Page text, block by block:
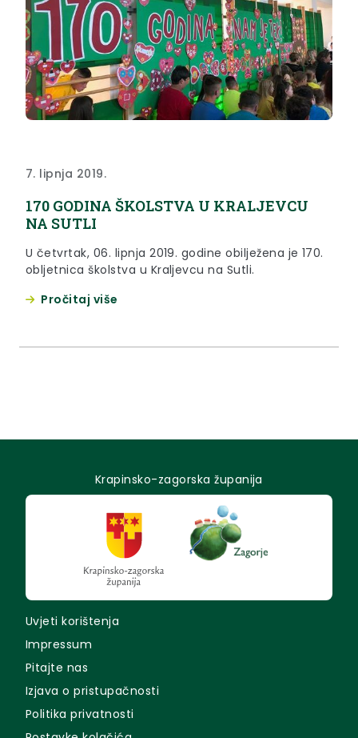
7. lipnja 2019.
170 GODINA ŠKOLSTVA U KRALJEVCU
NA SUTLI
U četvrtak, 06. lipnja 2019. godine obilježena je 170.
obljetnica školstva u Kraljevcu na Sutli.
Pročitaj više
Krapinsko-zagorska županija
Uvjeti korištenja
Impressum
Pitajte nas
Izjava o pristupačnosti
Politika privatnosti